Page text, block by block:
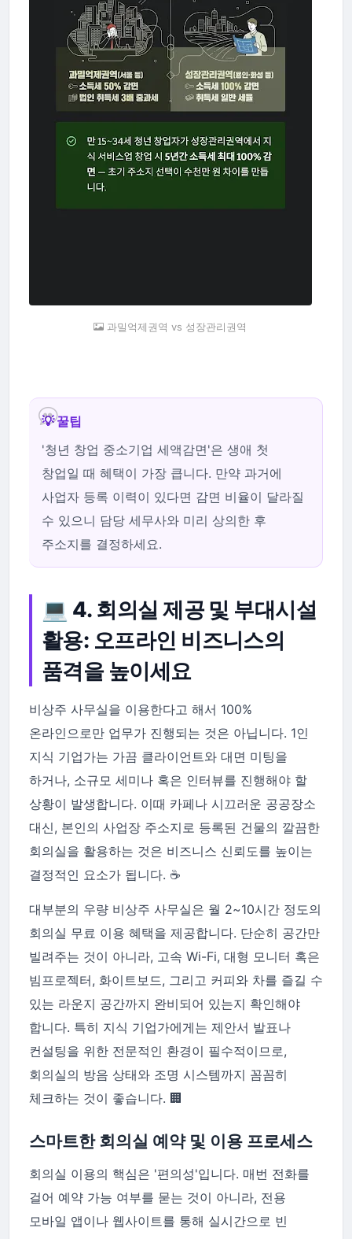
과밀억제권역 vs 성장관리권역
💡 꿀팁
'청년 창업 중소기업 세액감면'은 생애 첫
창업일 때 혜택이 가장 큽니다. 만약 과거에
사업자 등록 이력이 있다면 감면 비율이 달라질
수 있으니 담당 세무사와 미리 상의한 후
주소지를 결정하세요.
💻 4. 회의실 제공 및 부대시설
활용: 오프라인 비즈니스의
품격을 높이세요
비상주 사무실을 이용한다고 해서 100%
온라인으로만 업무가 진행되는 것은 아닙니다. 1인
지식 기업가는 가끔 클라이언트와 대면 미팅을
하거나, 소규모 세미나 혹은 인터뷰를 진행해야 할
상황이 발생합니다. 이때 카페나 시끄러운 공공장소
대신, 본인의 사업장 주소지로 등록된 건물의 깔끔한
회의실을 활용하는 것은 비즈니스 신뢰도를 높이는
결정적인 요소가 됩니다. ☕
대부분의 우량 비상주 사무실은 월 2~10시간 정도의
회의실 무료 이용 혜택을 제공합니다. 단순히 공간만
빌려주는 것이 아니라, 고속 Wi-Fi, 대형 모니터 혹은
빔프로젝터, 화이트보드, 그리고 커피와 차를 즐길 수
있는 라운지 공간까지 완비되어 있는지 확인해야
합니다. 특히 지식 기업가에게는 제안서 발표나
컨설팅을 위한 전문적인 환경이 필수적이므로,
회의실의 방음 상태와 조명 시스템까지 꼼꼼히
체크하는 것이 좋습니다. 🏢
스마트한 회의실 예약 및 이용 프로세스
회의실 이용의 핵심은 '편의성'입니다. 매번 전화를
걸어 예약 가능 여부를 묻는 것이 아니라, 전용
모바일 앱이나 웹사이트를 통해 실시간으로 빈